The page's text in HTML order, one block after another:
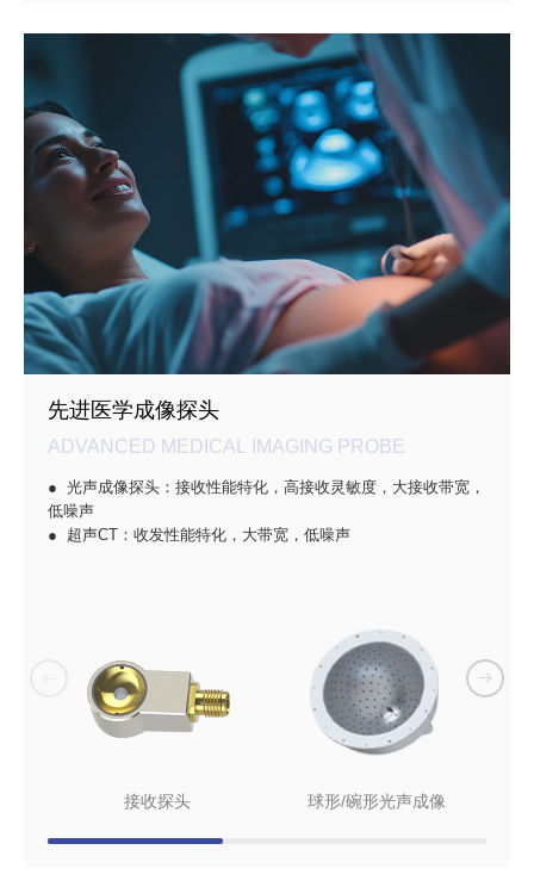
先进医学成像探头
ADVANCED MEDICAL IMAGING PROBE
● 光声成像探头：接收性能特化，高接收灵敏度，大接收带宽，
低噪声
● 超声CT：收发性能特化，大带宽，低噪声
接收探头 球形/碗形光声成像